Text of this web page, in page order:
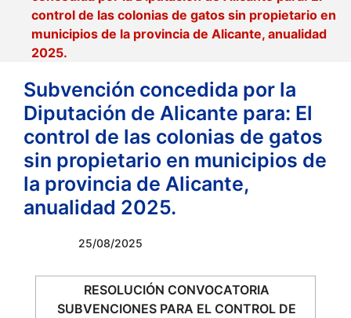
control de las colonias de gatos sin propietario en
municipios de la provincia de Alicante, anualidad
2025.
Subvención concedida por la
Diputación de Alicante para: El
control de las colonias de gatos
sin propietario en municipios de
la provincia de Alicante,
anualidad 2025.
25/08/2025
RESOLUCIÓN CONVOCATORIA
SUBVENCIONES PARA EL CONTROL DE